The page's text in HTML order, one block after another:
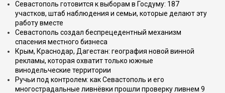
Севастополь готовится к выборам в Госдуму: 187
участков, штаб наблюдения и семьи, которые делают эту
работу вместе
Севастополь создал беспрецедентный механизм
спасения местного бизнеса
Крым, Краснодар, Дагестан: география новой винной
рекламы, которая охватит только южные
винодельческие территории
Ручьи под контролем: как Севастополь и его
многострадальные ливнёвки прошли проверку ливнем 9